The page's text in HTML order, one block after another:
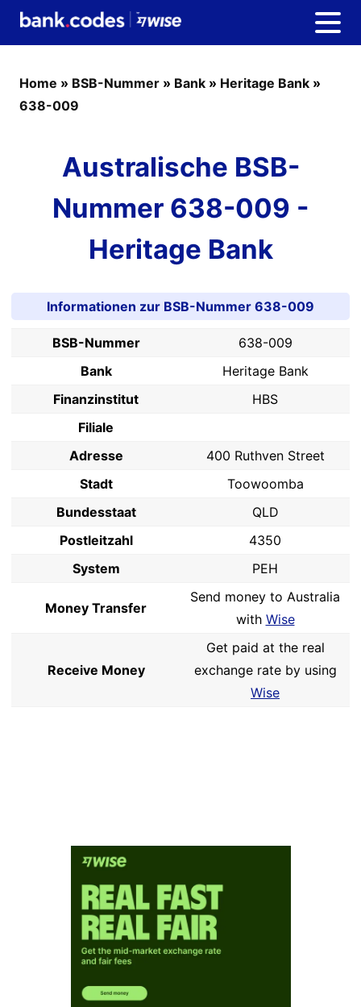
Home » BSB-Nummer » Bank » Heritage Bank »
638-009
Australische BSB-
Nummer 638-009 -
Heritage Bank
Informationen zur BSB-Nummer 638-009
BSB-Nummer
638-009
Bank
Heritage Bank
Finanzinstitut
HBS
Filiale
Adresse
400 Ruthven Street
Stadt
Toowoomba
Bundesstaat
QLD
Postleitzahl
4350
System
PEH
Money Transfer
Send money to Australia
with Wise
Receive Money
Get paid at the real
exchange rate by using
Wise